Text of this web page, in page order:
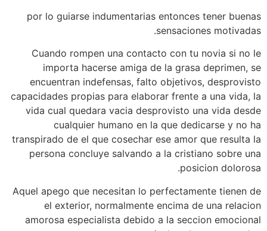
por lo guiarse indumentarias entonces tener buenas
sensaciones motivadas.
Cuando rompen una contacto con tu novia si no le
importa hacerse amiga de la grasa deprimen, se
encuentran indefensas, falto objetivos, desprovisto
capacidades propias para elaborar frente a una vida, la
vida cual quedara vacia desprovisto una vida desde
cualquier humano en la que dedicarse y no ha
transpirado de el que cosechar ese amor que resulta la
persona concluye salvando a la cristiano sobre una
posicion dolorosa.
Aquel apego que necesitan lo perfectamente tienen de
el exterior, normalmente encima de una relacion
amorosa especialista debido a la seccion emocional